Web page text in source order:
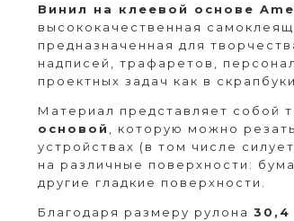
Винил на клеевой основе
высококачественная
предназначенная для
надписей, трафаретов,
проектных задач как в
Материал представляет собой
основой
, которую можно
устройствах (в том числе
на различные поверхности:
другие гладкие поверхности.
Благодаря размеру рулона 30,4